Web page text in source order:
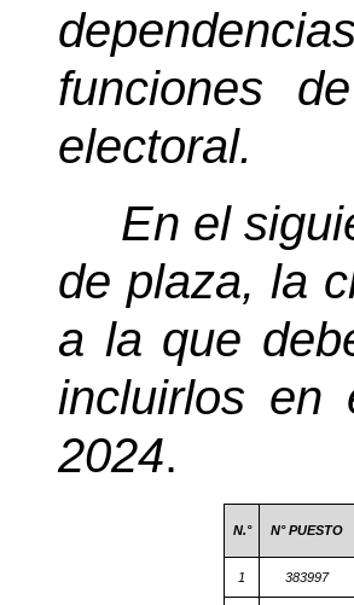
funciones
electoral.
En el
de plaza, la
a la que
incluirlos en
2024.
N.° N° PUESTO
1 383997